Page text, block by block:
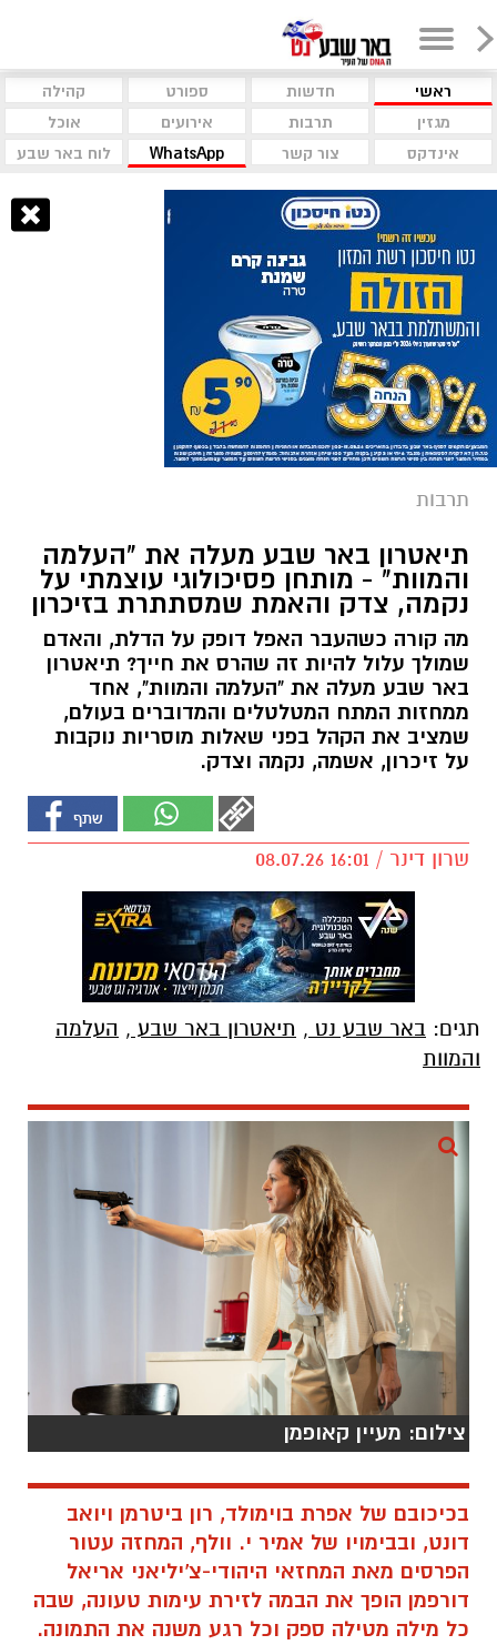
ראשי חדשות ספורט
קהילה
מגזין
תרבות אירועים
אוכל
אינדקס
צור קשר WhatsApp לוח באר שבע
תרבות
תיאטרון באר שבע מעלה את "העלמה
והמוות" - מותחן פסיכולוגי עוצמתי על
נקמה, צדק והאמת שמסתתרת בזיכרון
מה קורה כשהעבר האפל דופק על הדלת, והאדם
שמולך עלול להיות זה שהרס את חייך? תיאטרון
באר שבע מעלה את "העלמה והמוות", אחד
ממחזות המתח המטלטלים והמדוברים בעולם,
שמציב את הקהל בפני שאלות מוסריות נוקבות
על זיכרון, אשמה, נקמה וצדק.
שרון דינר / 16:01 08.07.26
תגים: באר שבע נט , תיאטרון באר שבע , העלמה
והמוות
צילום: מעיין קאופמן
בכיכובם של אפרת בוימולד, רון ביטרמן ויואב
דונט, ובבימויו של אמיר י. וולף, המחזה עטור
הפרסים מאת המחזאי היהודי-צ'יליאני אריאל
דורפמן הופך את הבמה לזירת עימות טעונה, שבה
כל מילה מטילה ספק וכל רגע משנה את התמונה.